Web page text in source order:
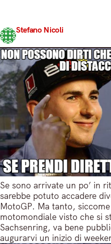
Stefano Nicoli
Se sono arrivate un po’ in
sarebbe potuto accadere
MotoGP. Ma tanto,
motomondiale visto che si
Sachsenring, va bene
augurarvi un inizio di